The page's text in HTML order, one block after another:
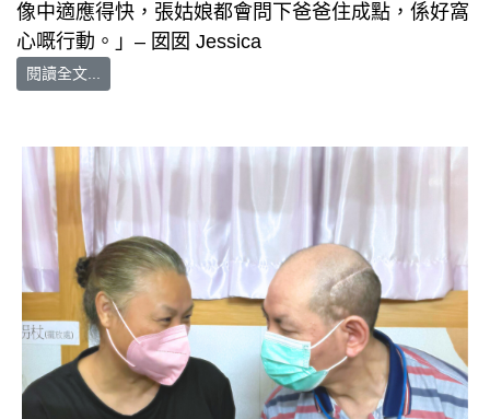
像中適應得快，張姑娘都會問下爸爸住成點，係好窩
心嘅行動。」– 囡囡 Jessica
閱讀全文...